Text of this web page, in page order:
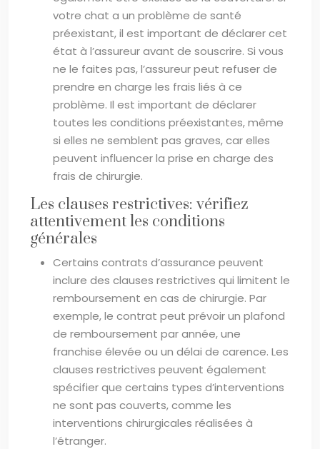
votre chat a un problème de santé
préexistant, il est important de déclarer cet
état à l’assureur avant de souscrire. Si vous
ne le faites pas, l’assureur peut refuser de
prendre en charge les frais liés à ce
problème. Il est important de déclarer
toutes les conditions préexistantes, même
si elles ne semblent pas graves, car elles
peuvent influencer la prise en charge des
frais de chirurgie.
Les clauses restrictives: vérifiez
attentivement les conditions
générales
Certains contrats d’assurance peuvent
inclure des clauses restrictives qui limitent le
remboursement en cas de chirurgie. Par
exemple, le contrat peut prévoir un plafond
de remboursement par année, une
franchise élevée ou un délai de carence. Les
clauses restrictives peuvent également
spécifier que certains types d’interventions
ne sont pas couverts, comme les
interventions chirurgicales réalisées à
l’étranger.